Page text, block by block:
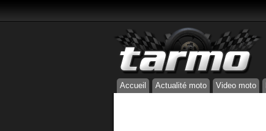
Accueil Actualité moto Video moto